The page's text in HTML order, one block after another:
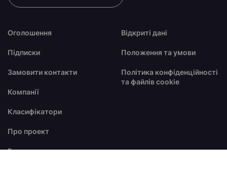
Оголошення
Підписки
Замовити контакти
Компанії
Класифікатори
Про проект
Блог
Відкриті дані
Положення та умови
Політика конфіденційності
та файлів cookie